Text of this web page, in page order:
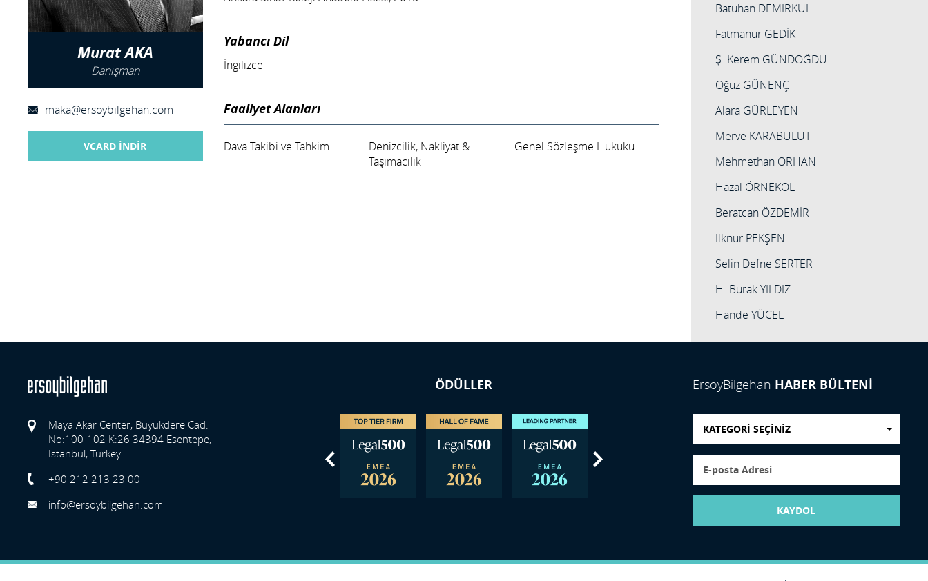
Murat AKA
Danışman
maka@ersoybilgehan.com
VCARD İNDİR
Yabancı Dil
İngilizce
Faaliyet Alanları
Dava Takibi ve Tahkim
Denizcilik, Nakliyat &
Taşımacılık
Genel Sözleşme Hukuku
Batuhan DEMİRKUL
Fatmanur GEDİK
Ş. Kerem GÜNDOĞDU
Oğuz GÜNENÇ
Alara GÜRLEYEN
Merve KARABULUT
Mehmethan ORHAN
Hazal ÖRNEKOL
Beratcan ÖZDEMİR
İlknur PEKŞEN
Selin Defne SERTER
H. Burak YILDIZ
Hande YÜCEL
Maya Akar Center, Buyukdere Cad.
No:100-102 K:26 34394 Esentepe,
Istanbul, Turkey
+90 212 213 23 00
info@ersoybilgehan.com
ÖDÜLLER
Next
ErsoyBilgehan HABER BÜLTENİ
KATEGORİ SEÇİNİZ
KAYDOL